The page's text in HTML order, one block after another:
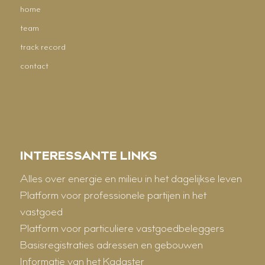
home
team
track record
contact
INTERESSANTE LINKS
Alles over energie en milieu in het dagelijkse leven
Platform voor professionele partijen in het
vastgoed
Platform voor particuliere vastgoedbeleggers
Basisregistraties adressen en gebouwen